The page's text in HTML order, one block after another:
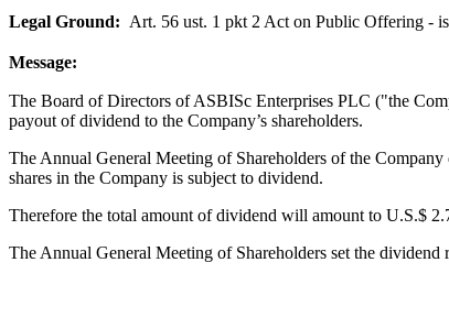
Legal Ground: Art. 56 ust. 1 pkt 2 Act on Public Offering -
Message:
The Board of Directors of ASBISc Enterprises PLC ("the
payout of dividend to the Company’s shareholders.
The Annual General Meeting of Shareholders of the
shares in the Company is subject to dividend.
Therefore the total amount of dividend will amount to U.S.$
The Annual General Meeting of Shareholders set the